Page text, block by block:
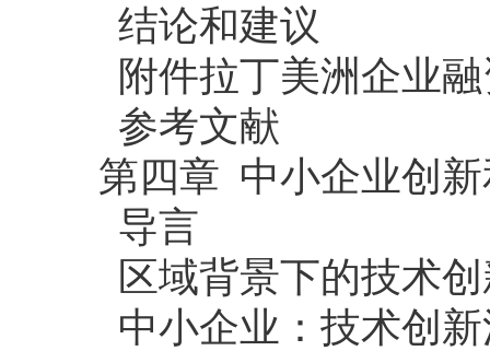
结论和建议
附件拉丁美洲企业
参考文献
第四章 中小企业创
导言
区域背景下的技术
中小企业：技术创